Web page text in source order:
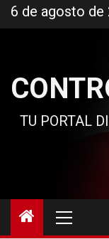
al
6 de agosto de
TU PORTAL
principal